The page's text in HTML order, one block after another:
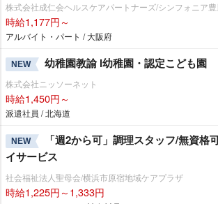
株式会社成仁会ヘルスケアパートナーズ/シンフォニア豊
時給1,177円～
アルバイト・パート / 大阪府
NEW 幼稚園教諭 l幼稚園・認定こども園
株式会社ニッソーネット
時給1,450円～
派遣社員 / 北海道
NEW
「週2から可」調理スタッフ/無資格
イサービス
社会福祉法人聖母会/横浜市原宿地域ケアプラザ
時給1,225円～1,333円